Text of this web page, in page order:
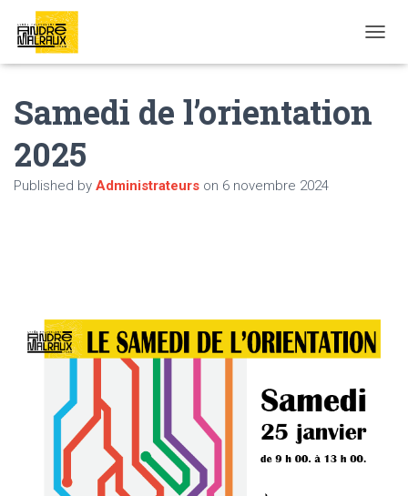
Samedi de l’orientation
2025
Published by Administrateurs on 6 novembre 2024